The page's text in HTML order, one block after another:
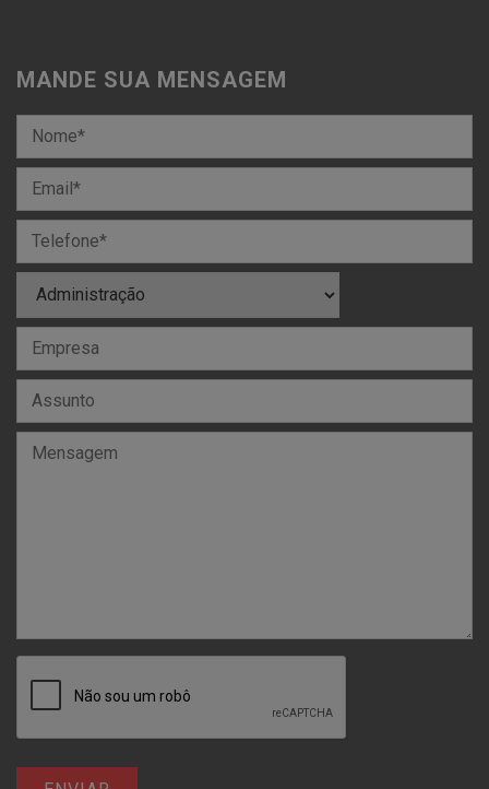
MANDE SUA MENSAGEM